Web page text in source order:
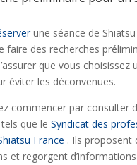
une séance de
faire des recherches
que vous choisissez
éviter les déconvenues.
commencer par consulter
que le Syndicat des
France . Ils proposent
et regorgent